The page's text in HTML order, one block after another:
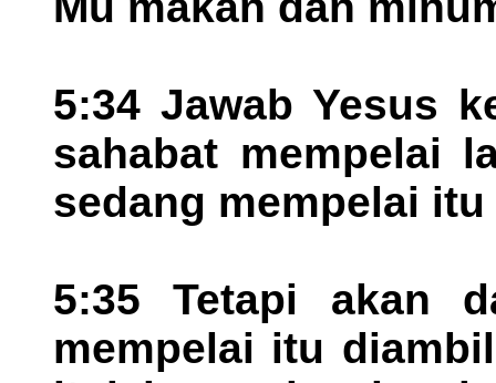
5:34 Jawab Yesus
sahabat mempelai
sedang mempelai
5:35 Tetapi akan
mempelai itu